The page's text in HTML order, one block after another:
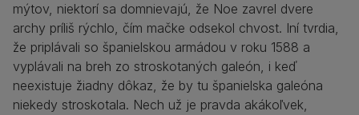
mýtov, niektorí sa domnievajú, že Noe zavrel dvere
archy príliš rýchlo, čím mačke odsekol chvost. Iní tvrdia,
že priplávali so španielskou armádou v roku 1588 a
vyplávali na breh zo stroskotaných galeón, i keď
neexistuje žiadny dôkaz, že by tu španielska galeóna
niekedy stroskotala. Nech už je pravda akákoľvek,